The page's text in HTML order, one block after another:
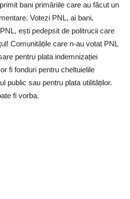
bani primăriile care au făcut un
Votezi PNL, ai bani,
ești pedepsit de politrucii care
Comunitățile care n-au votat PNL
pentru plata indemnizației
fi fonduri pentru cheltuielile
public sau pentru plata utilităților.
fi vorba.